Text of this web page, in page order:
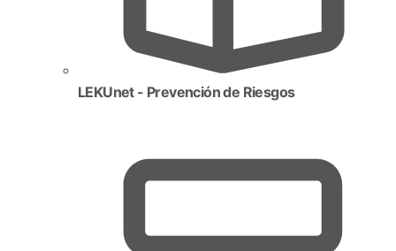
LEKUnet - Prevención de Riesgos